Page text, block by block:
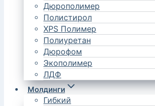
Дюрополимер
Полистирол
XPS Полимер
Полиуретан
Дюрофом
Экополимер
ЛДФ
Молдинги
Гибкий